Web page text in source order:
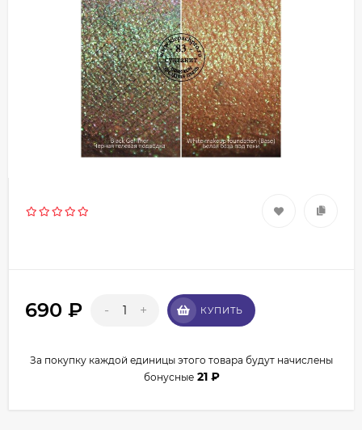
690 ₽ - + КУПИТЬ
За покупку каждой единицы этого товара будут начислены
бонусные 21 ₽